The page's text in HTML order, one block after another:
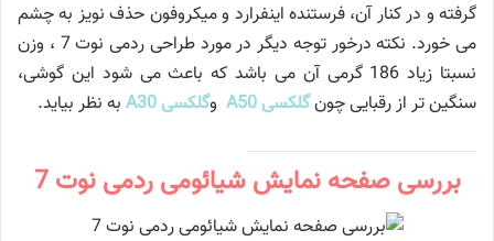
گرفته و در کنار آن، فرستنده اینفرارد و میکروفون حذف نویز به چشم
می خورد. نکته درخور توجه دیگر در مورد طراحی ردمی نوت 7 ، وزن
نسبتا زیاد 186 گرمی آن می باشد که باعث می شود این گوشی،
سنگین تر از رقبایی چونگلکسی A50 وگلکسی A30 به نظر بیاید.
بررسی صفحه نمایش شیائومی ردمی نوت 7